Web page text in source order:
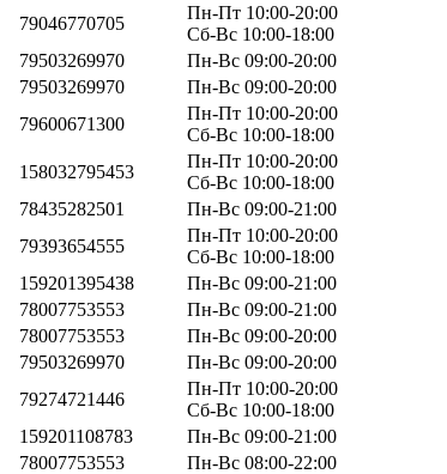
79046770705
Пн-Пт 10:00-20:00
Сб-Вс 10:00-18:00
79503269970
Пн-Вс 09:00-20:00
79503269970
Пн-Вс 09:00-20:00
79600671300
Пн-Пт 10:00-20:00
Сб-Вс 10:00-18:00
158032795453
Пн-Пт 10:00-20:00
Сб-Вс 10:00-18:00
78435282501
Пн-Вс 09:00-21:00
79393654555
Пн-Пт 10:00-20:00
Сб-Вс 10:00-18:00
159201395438
Пн-Вс 09:00-21:00
78007753553
Пн-Вс 09:00-21:00
78007753553
Пн-Вс 09:00-20:00
79503269970
Пн-Вс 09:00-20:00
79274721446
Пн-Пт 10:00-20:00
Сб-Вс 10:00-18:00
159201108783
Пн-Вс 09:00-21:00
78007753553
Пн-Вс 08:00-22:00